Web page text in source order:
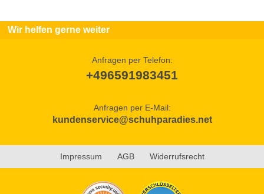
Wir helfen gerne weiter
Anfragen per Telefon:
+496591983451
Anfragen per E-Mail:
kundenservice@schuhparadies.net
Impressum AGB Widerrufsrecht